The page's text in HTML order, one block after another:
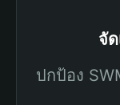
จั
ปกป้อง